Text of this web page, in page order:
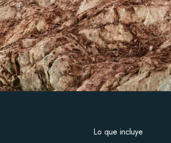
Lo que incluye